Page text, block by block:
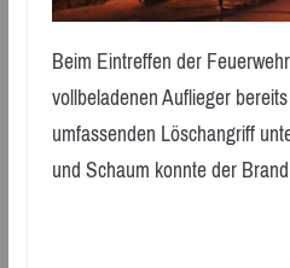
Beim Eintreffen der
vollbeladenen Auflieger
umfassenden Löschangriff
und Schaum konnte der